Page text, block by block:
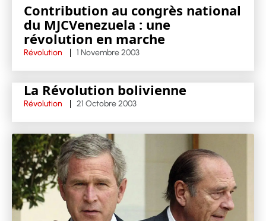
Contribution au congrès national
du MJCVenezuela : une
révolution en marche
Révolution 1 Novembre 2003
La Révolution bolivienne
Révolution 21 Octobre 2003